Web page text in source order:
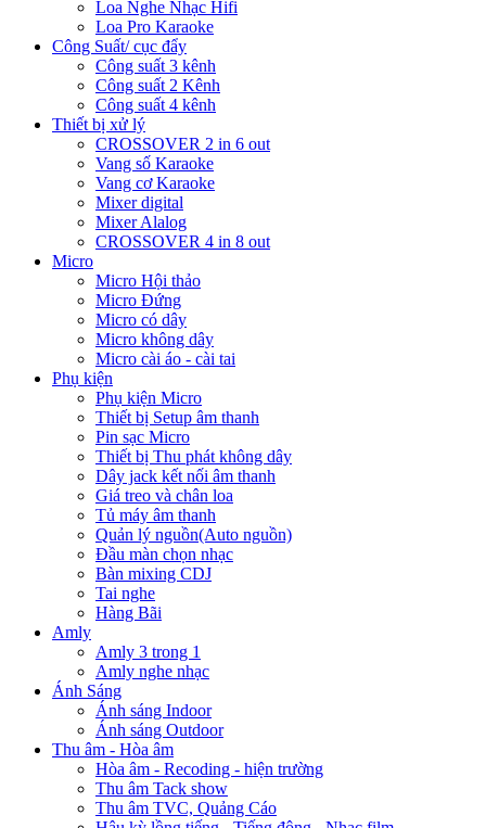
Loa Nghe Nhạc Hifi
Loa Pro Karaoke
Công Suất/ cục đẩy
Công suất 3 kênh
Công suất 2 Kênh
Công suất 4 kênh
Thiết bị xử lý
CROSSOVER 2 in 6 out
Vang số Karaoke
Vang cơ Karaoke
Mixer digital
Mixer Alalog
CROSSOVER 4 in 8 out
Micro
Micro Hội thảo
Micro Đứng
Micro có dây
Micro không dây
Micro cài áo - cài tai
Phụ kiện
Phụ kiện Micro
Thiết bị Setup âm thanh
Pin sạc Micro
Thiết bị Thu phát không dây
Dây jack kết nối âm thanh
Giá treo và chân loa
Tủ máy âm thanh
Quản lý nguồn(Auto nguồn)
Đầu màn chọn nhạc
Bàn mixing CDJ
Tai nghe
Hàng Bãi
Amly
Amly 3 trong 1
Amly nghe nhạc
Ánh Sáng
Ánh sáng Indoor
Ánh sáng Outdoor
Thu âm - Hòa âm
Hòa âm - Recoding - hiện trường
Thu âm Tack show
Thu âm TVC, Quảng Cáo